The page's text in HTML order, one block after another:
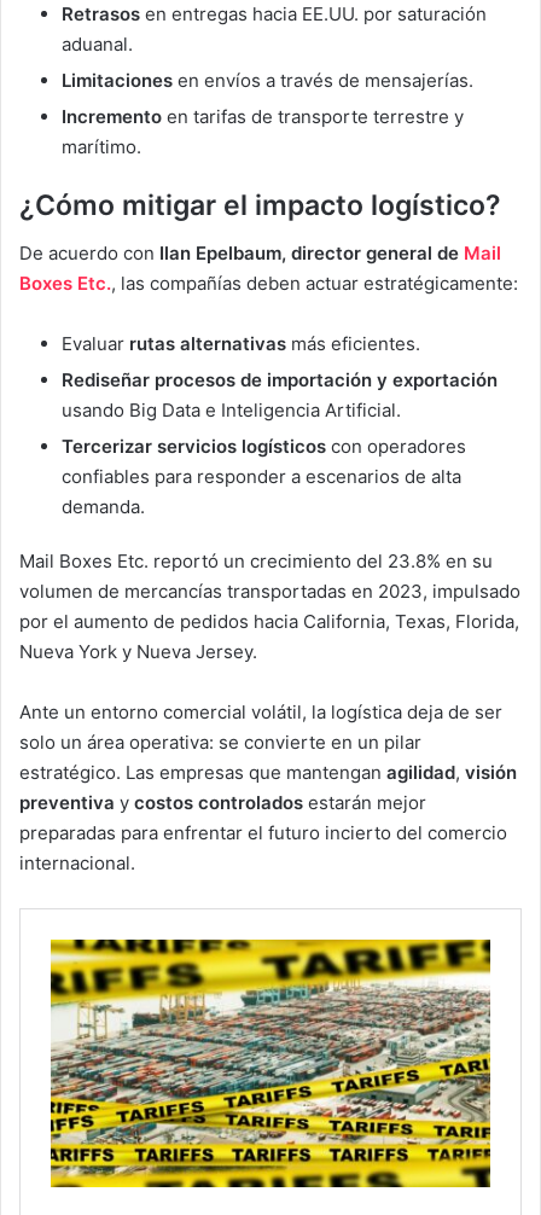
Retrasos en entregas hacia EE.UU. por saturación
aduanal.
Limitaciones en envíos a través de mensajerías.
Incremento en tarifas de transporte terrestre y
marítimo.
¿Cómo mitigar el impacto logístico?
De acuerdo con Ilan Epelbaum, director general de Mail
Boxes Etc., las compañías deben actuar estratégicamente:
Evaluar rutas alternativas más eficientes.
Rediseñar procesos de importación y exportación
usando Big Data e Inteligencia Artificial.
Tercerizar servicios logísticos con operadores
confiables para responder a escenarios de alta
demanda.
Mail Boxes Etc. reportó un crecimiento del 23.8% en su
volumen de mercancías transportadas en 2023, impulsado
por el aumento de pedidos hacia California, Texas, Florida,
Nueva York y Nueva Jersey.
Ante un entorno comercial volátil, la logística deja de ser
solo un área operativa: se convierte en un pilar
estratégico. Las empresas que mantengan agilidad, visión
preventiva y costos controlados estarán mejor
preparadas para enfrentar el futuro incierto del comercio
internacional.